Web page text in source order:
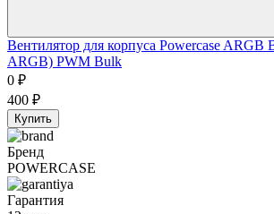
Вентилятор для корпуса Powercase ARGB
ARGB) PWM Bulk
0 ₽
400 ₽
Купить
Бренд
POWERCASE
Гарантия